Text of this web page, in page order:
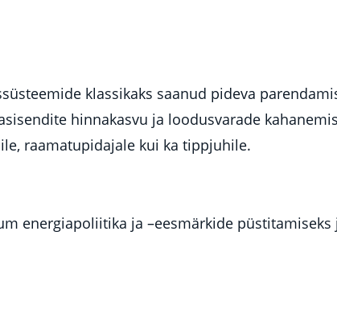
klassikaks saanud pideva
hinnakasvu ja loodusvarade
raamatupidajale kui ka tippjuhile.
energiapoliitika ja –eesmärkide püstitamiseks